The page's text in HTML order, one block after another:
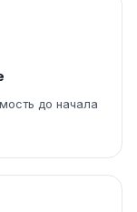
до начала